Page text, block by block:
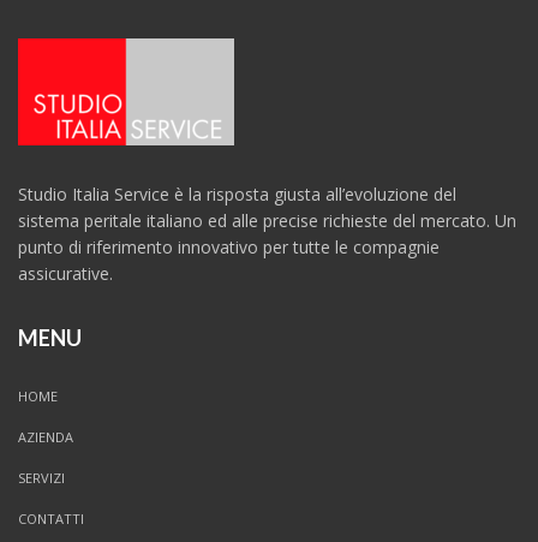
Studio Italia Service è la risposta giusta all’evoluzione del
sistema peritale italiano ed alle precise richieste del mercato. Un
punto di riferimento innovativo per tutte le compagnie
assicurative.
MENU
HOME
AZIENDA
SERVIZI
CONTATTI